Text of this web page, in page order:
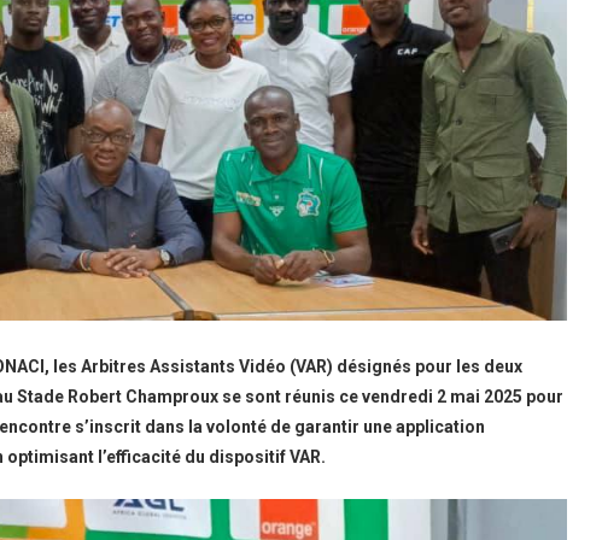
les Arbitres Assistants Vidéo (VAR) désignés pour les deux
Stade Robert Champroux se sont réunis ce vendredi 2 mai 2025 pour
s’inscrit dans la volonté de garantir une application
l’efficacité du dispositif VAR.